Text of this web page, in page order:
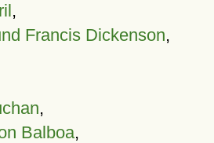
,
Francis Dickenson,
,
Balboa,